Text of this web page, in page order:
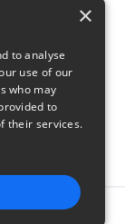
×
to analyse
use of our
who may
to
their services.